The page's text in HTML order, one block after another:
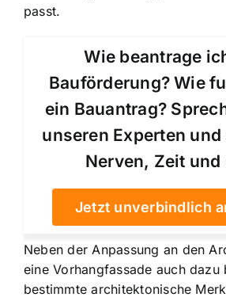
passt.
Wie beantrage
Bauförderung? Wie
ein Bauantrag?
unseren Experten und
Nerven, Zeit und
Jetzt unverbindlich
Neben der Anpassung an den
eine Vorhangfassade auch dazu
bestimmte architektonische